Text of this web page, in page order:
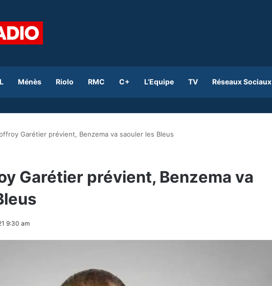
Ménès Riolo RMC C+ L’Equipe TV Réseaux Sociaux
Garétier prévient, Benzema va saouler les Bleus
Garétier prévient, Benzema va
9:30 am